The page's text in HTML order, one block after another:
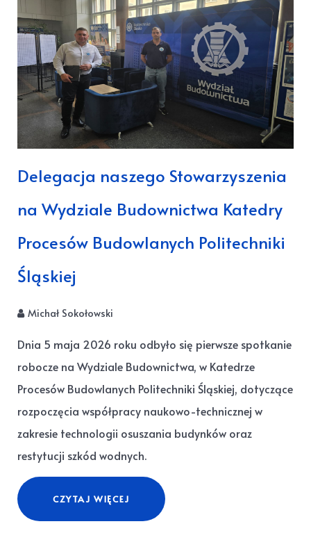
Delegacja naszego Stowarzyszenia
na Wydziale Budownictwa Katedry
Procesów Budowlanych Politechniki
Śląskiej
Michał Sokołowski
Dnia 5 maja 2026 roku odbyło się pierwsze spotkanie
robocze na Wydziale Budownictwa, w Katedrze
Procesów Budowlanych Politechniki Śląskiej, dotyczące
rozpoczęcia współpracy naukowo-technicznej w
zakresie technologii osuszania budynków oraz
restytucji szkód wodnych.
CZYTAJ WIĘCEJ